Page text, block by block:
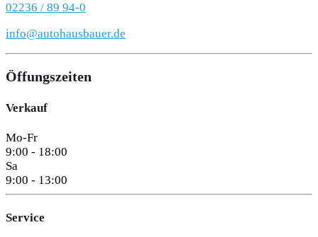
02236 / 89 94-0
info@autohausbauer.de
Öffungszeiten
Verkauf
Mo-Fr
9:00 - 18:00
Sa
9:00 - 13:00
Service